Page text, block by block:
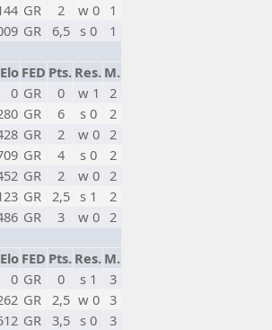
GR 2 w 0
1
GR 6,5 s 0
1
Elo FED Pts. Res. M.
0 GR 0 w 1
2
GR 6 s 0
2
GR 2 w 0 2
GR 4 s 0
2
GR 2 w 0 2
GR 2,5 s 1
2
GR 3 w 0 2
Elo FED Pts. Res. M.
0 GR 0 s 1
3
GR 2,5 w 0 3
GR 3,5 s 0
3